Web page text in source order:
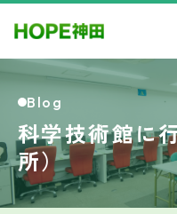
Blog
科学技術館に
所）